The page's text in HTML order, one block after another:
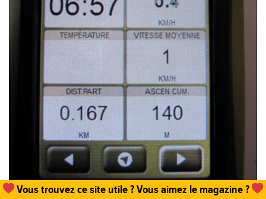
Vous trouvez ce site utile ? Vous aimez le magazine ?